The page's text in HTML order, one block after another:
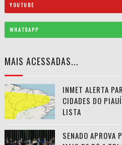
YOUTUBE
WHATSAPP
MAIS ACESSADAS...
INMET ALERTA
CIDADES DO
LISTA
SENADO APROVA